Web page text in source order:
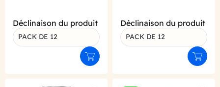
Déclinaison du produit
PACK DE 12
Ajouter au panier
Déclinaison du produit
PACK DE 12